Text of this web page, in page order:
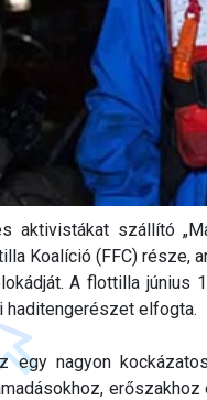
aktivistákat szállító
Koalíció (FFC) része,
A flottilla június
haditengerészet elfogta.
egy nagyon